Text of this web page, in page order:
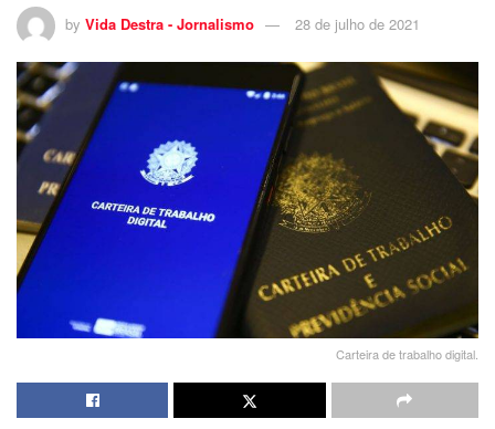
by Vida Destra - Jornalismo 28 de julho de 2021
Carteira de trabalho digital.